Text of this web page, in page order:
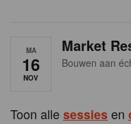
MA
16
NOV
Market
Bouwen aan
Toon allesessiesen